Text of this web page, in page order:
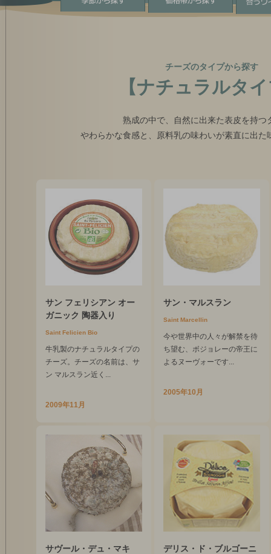
チーズのタイプから探す
【ナチュラルタ
熟成の中で、自然に出来た表皮を持つ
やわらかな食感と、原料乳の味わいが素直に出た
サン フェリシアン オー
ガニック 陶器入り
Saint Felicien Bio
牛乳製のナチュラルタイプの
チーズ。チーズの名前は、サ
ン マルスラン近く...
2009年11月
サン・マルスラン
Saint Marcellin
今や世界中の人々が解禁を待
ち望む、ボジョレーの帝王に
よるヌーヴォーです...
2005年10月
サヴール・デュ・マキ
デリス・ド・ブルゴーニ